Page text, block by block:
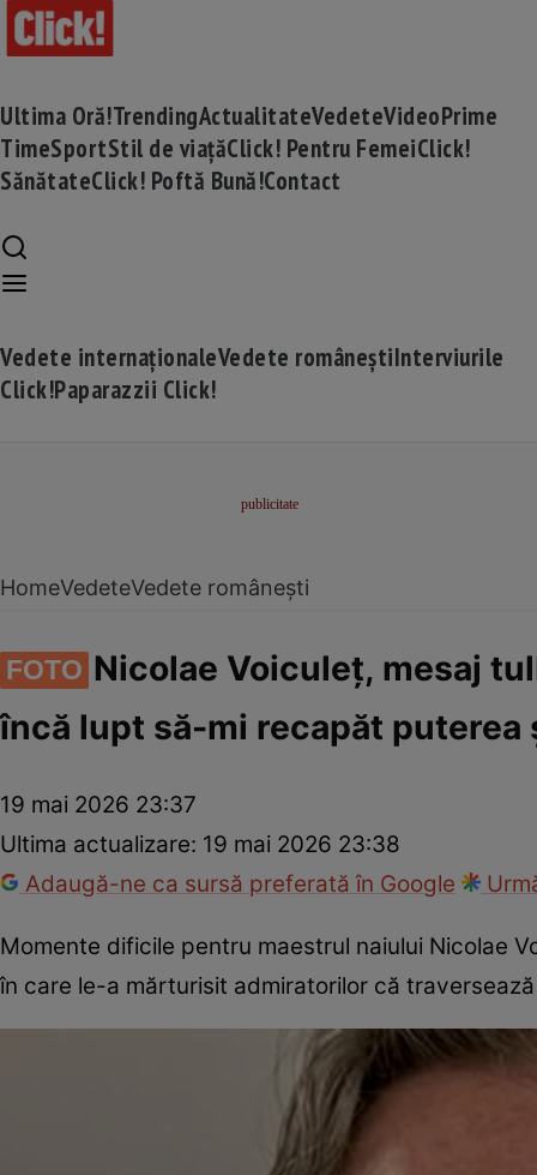
Ultima Oră!TrendingActualitateVedeteVideoPrime
TimeSportStil de viațăClick! Pentru FemeiClick!
SănătateClick! Poftă Bună!Contact
Vedete internaționaleVedete româneștiInterviurile
Click!Paparazzii Click!
HomeVedeteVedete românești
FOTO Nicolae Voiculeț, mesaj
încă lupt să-mi recapăt puterea
19 mai 2026 23:37
Ultima actualizare: 19 mai 2026 23:38
Adaugă-ne ca sursă preferată în Google
Momente dificile pentru maestrul naiului Nicolae
în care le-a mărturisit admiratorilor că